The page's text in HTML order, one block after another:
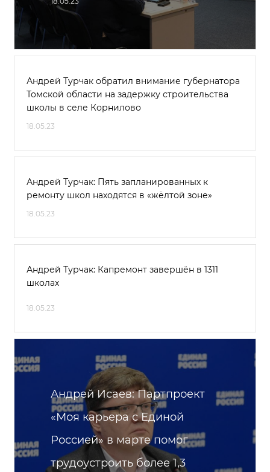
Андрей Турчак обратил внимание губернатора
Томской области на задержку строительства
школы в селе Корнилово
18.05.23
Андрей Турчак: Пять запланированных к
ремонту школ находятся в «жёлтой зоне»
18.05.23
Андрей Турчак: Капремонт завершён в 1311
школах
18.05.23
Андрей Исаев: Партпроект
«Моя карьера с Единой
Россией» в марте помог
трудоустроить более 1,3